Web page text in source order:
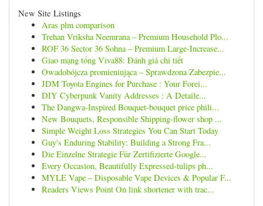
New Site Listings
Aras plm comparison
Trehan Vriksha Neemrana – Premium Household Plo...
ROF 36 Sector 36 Sohna – Premium Large-Increase...
Giao mạng tổng Viva88: Đánh giá chi tiết
Owadobójcza promieniująca – Sprawdzona Zabezpie...
JDM Toyota Engines for Purchase : Your Forei...
DIY Cyberpunk Vanity Addresses : A Detaile...
The Dangwa-Inspired Bouquet-bouquet price phili...
New Bouquets, Responsible Shipping-flower shop ...
Simple Weight Loss Strategies You Can Start Today
Guy's Enduring Stability: Building a Strong Fra...
Die Einzelne Strategie Für Zertifizierte Google...
Every Occasion, Beautifully Expressed-tulips ph...
MYLE Vape – Disposable Vape Devices & Popular F...
Readers Views Point On link shortener with trac...